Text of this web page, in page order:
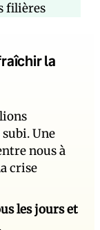
filières
la
Une
nous à
crise
les jours et